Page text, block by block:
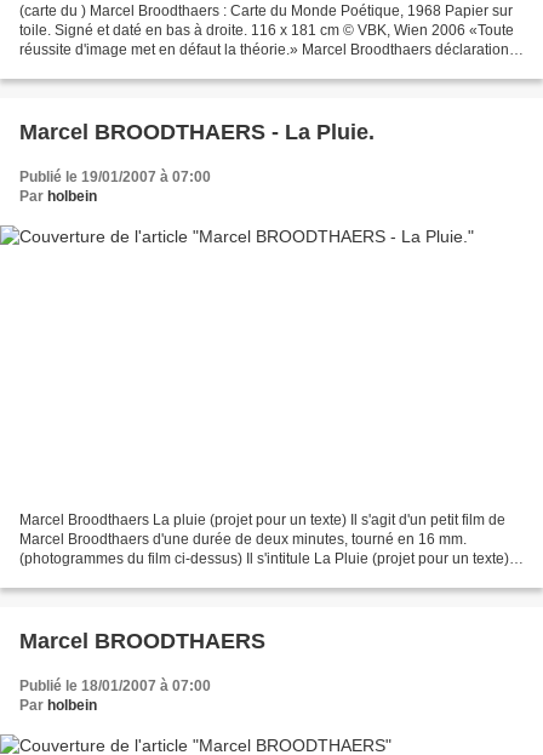
(carte du ) Marcel Broodthaers : Carte du Monde Poétique, 1968 Papier sur
toile. Signé et daté en bas à droite. 116 x 181 cm © VBK, Wien 2006 «Toute
réussite d'image met en défaut la théorie.» Marcel Broodthaers déclaration
Marcel BROODTHAERS - La Pluie.
Publié le 19/01/2007 à 07:00
Par holbein
Marcel Broodthaers La pluie (projet pour un texte) Il s'agit d'un petit film de
Marcel Broodthaers d'une durée de deux minutes, tourné en 16 mm.
(photogrammes du film ci-dessus) Il s'intitule La Pluie (projet pour un texte).
Marcel BROODTHAERS
Publié le 18/01/2007 à 07:00
Par holbein